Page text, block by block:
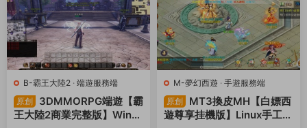
B-霸王大陸2 · 端遊服務端
原創
3DMMORPG端遊【霸
王大陸2商業完整版】Win一
M-夢幻西遊 · 手遊服務端
原創
MT3換皮MH【白嫖西
遊尊享挂機版】Linux手工服